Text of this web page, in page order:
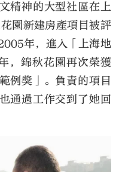
精神的大型社區在上
園新建房產項目被評
年，進入「上海地
，錦秋花園再次榮獲
例獎」。負責的項目
通過工作交到了她回